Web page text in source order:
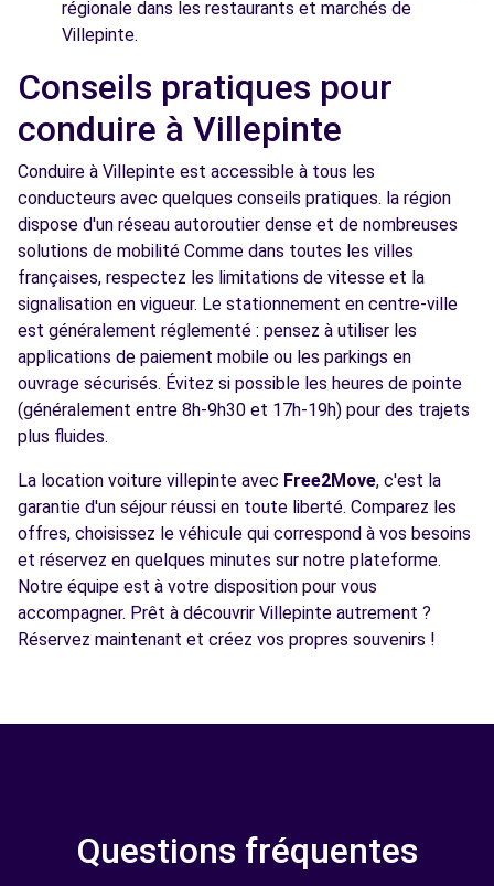
régionale dans les restaurants et marchés de
Villepinte.
Conseils pratiques pour
conduire à Villepinte
Conduire à Villepinte est accessible à tous les
conducteurs avec quelques conseils pratiques. la région
dispose d'un réseau autoroutier dense et de nombreuses
solutions de mobilité Comme dans toutes les villes
françaises, respectez les limitations de vitesse et la
signalisation en vigueur. Le stationnement en centre-ville
est généralement réglementé : pensez à utiliser les
applications de paiement mobile ou les parkings en
ouvrage sécurisés. Évitez si possible les heures de pointe
(généralement entre 8h-9h30 et 17h-19h) pour des trajets
plus fluides.
La location voiture villepinte avec Free2Move, c'est la
garantie d'un séjour réussi en toute liberté. Comparez les
offres, choisissez le véhicule qui correspond à vos besoins
et réservez en quelques minutes sur notre plateforme.
Notre équipe est à votre disposition pour vous
accompagner. Prêt à découvrir Villepinte autrement ?
Réservez maintenant et créez vos propres souvenirs !
Questions fréquentes